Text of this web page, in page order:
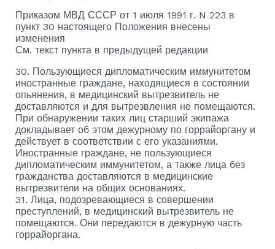
Приказом МВД СССР от 1 июля 1991 г. N 223 в
пункт 30 настоящего Положения внесены
изменения
См. текст пункта в предыдущей редакции
30. Пользующиеся дипломатическим иммунитетом
иностранные граждане, находящиеся в состоянии
опьянения, в медицинский вытрезвитель не
доставляются и для вытрезвления не помещаются.
При обнаружении таких лиц старший экипажа
докладывает об этом дежурному по горрайоргану и
действует в соответствии с его указаниями.
Иностранные граждане, не пользующиеся
дипломатическим иммунитетом, а также лица без
гражданства доставляются в медицинские
вытрезвители на общих основаниях.
31. Лица, подозревающиеся в совершении
преступлений, в медицинский вытрезвитель не
помещаются. Они передаются в дежурную часть
горрайоргана.